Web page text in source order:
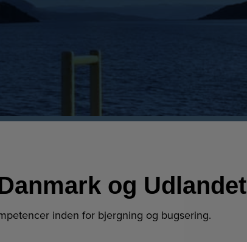
og Udlandet
inden for bjergning og bugsering.